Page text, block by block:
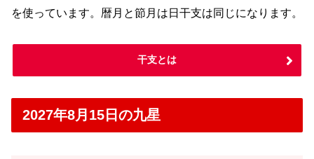
を使っています。暦月と節月は日干支は同じになります。
干支とは
2027年8月15日の九星